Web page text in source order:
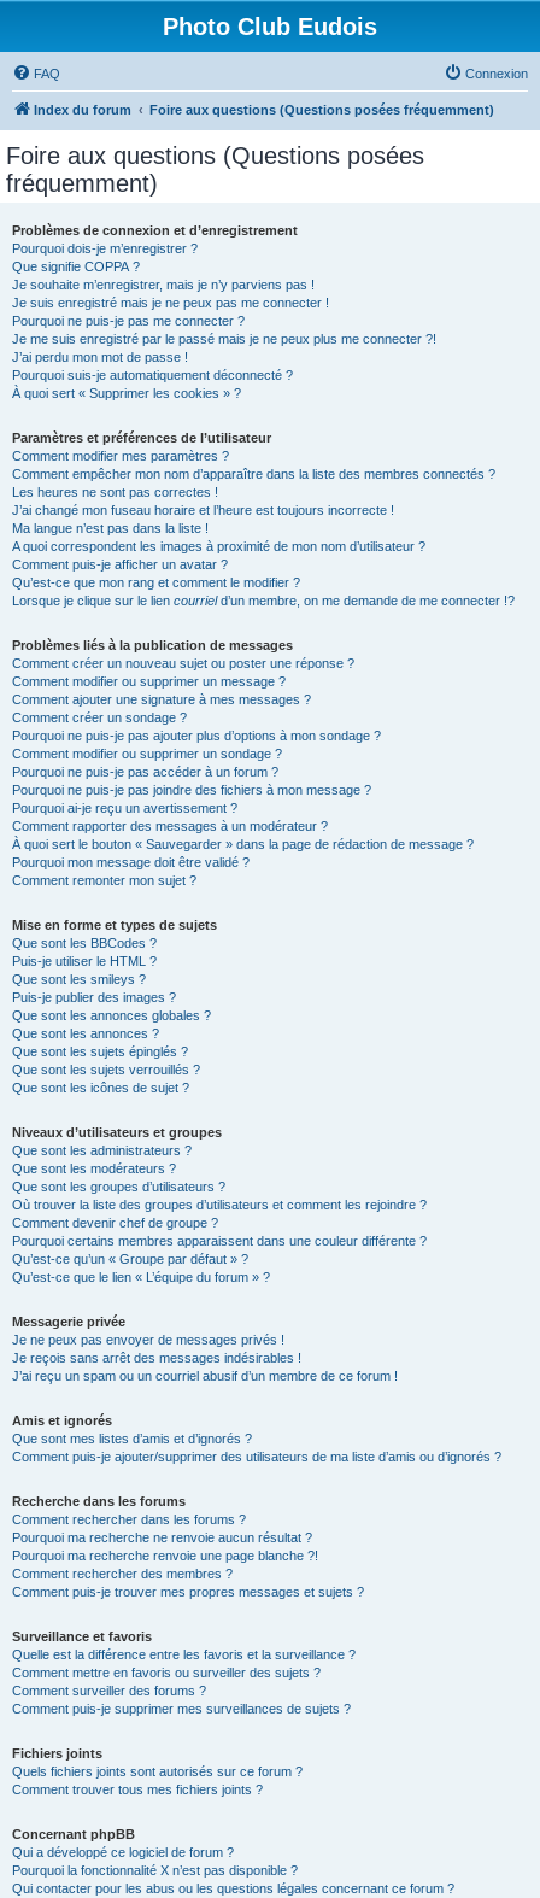
Photo Club Eudois
FAQ Connexion
Index du forum Foire aux questions (Questions posées fréquemment)
Foire aux questions (Questions posées
fréquemment)
Problèmes de connexion et d’enregistrement
Pourquoi dois-je m’enregistrer ?
Que signifie COPPA ?
Je souhaite m’enregistrer, mais je n’y parviens pas !
Je suis enregistré mais je ne peux pas me connecter !
Pourquoi ne puis-je pas me connecter ?
Je me suis enregistré par le passé mais je ne peux plus me connecter ?!
J’ai perdu mon mot de passe !
Pourquoi suis-je automatiquement déconnecté ?
À quoi sert « Supprimer les cookies » ?
Paramètres et préférences de l’utilisateur
Comment modifier mes paramètres ?
Comment empêcher mon nom d’apparaître dans la liste des membres connectés ?
Les heures ne sont pas correctes !
J’ai changé mon fuseau horaire et l’heure est toujours incorrecte !
Ma langue n’est pas dans la liste !
A quoi correspondent les images à proximité de mon nom d’utilisateur ?
Comment puis-je afficher un avatar ?
Qu’est-ce que mon rang et comment le modifier ?
Lorsque je clique sur le lien courrield’un membre, on me demande de me connecter !?
Problèmes liés à la publication de messages
Comment créer un nouveau sujet ou poster une réponse ?
Comment modifier ou supprimer un message ?
Comment ajouter une signature à mes messages ?
Comment créer un sondage ?
Pourquoi ne puis-je pas ajouter plus d’options à mon sondage ?
Comment modifier ou supprimer un sondage ?
Pourquoi ne puis-je pas accéder à un forum ?
Pourquoi ne puis-je pas joindre des fichiers à mon message ?
Pourquoi ai-je reçu un avertissement ?
Comment rapporter des messages à un modérateur ?
À quoi sert le bouton « Sauvegarder » dans la page de rédaction de message ?
Pourquoi mon message doit être validé ?
Comment remonter mon sujet ?
Mise en forme et types de sujets
Que sont les BBCodes ?
Puis-je utiliser le HTML ?
Que sont les smileys ?
Puis-je publier des images ?
Que sont les annonces globales ?
Que sont les annonces ?
Que sont les sujets épinglés ?
Que sont les sujets verrouillés ?
Que sont les icônes de sujet ?
Niveaux d’utilisateurs et groupes
Que sont les administrateurs ?
Que sont les modérateurs ?
Que sont les groupes d’utilisateurs ?
Où trouver la liste des groupes d’utilisateurs et comment les rejoindre ?
Comment devenir chef de groupe ?
Pourquoi certains membres apparaissent dans une couleur différente ?
Qu’est-ce qu’un « Groupe par défaut » ?
Qu’est-ce que le lien « L’équipe du forum » ?
Messagerie privée
Je ne peux pas envoyer de messages privés !
Je reçois sans arrêt des messages indésirables !
J’ai reçu un spam ou un courriel abusif d’un membre de ce forum !
Amis et ignorés
Que sont mes listes d’amis et d’ignorés ?
Comment puis-je ajouter/supprimer des utilisateurs de ma liste d’amis ou d’ignorés ?
Recherche dans les forums
Comment rechercher dans les forums ?
Pourquoi ma recherche ne renvoie aucun résultat ?
Pourquoi ma recherche renvoie une page blanche ?!
Comment rechercher des membres ?
Comment puis-je trouver mes propres messages et sujets ?
Surveillance et favoris
Quelle est la différence entre les favoris et la surveillance ?
Comment mettre en favoris ou surveiller des sujets ?
Comment surveiller des forums ?
Comment puis-je supprimer mes surveillances de sujets ?
Fichiers joints
Quels fichiers joints sont autorisés sur ce forum ?
Comment trouver tous mes fichiers joints ?
Concernant phpBB
Qui a développé ce logiciel de forum ?
Pourquoi la fonctionnalité X n’est pas disponible ?
Qui contacter pour les abus ou les questions légales concernant ce forum ?